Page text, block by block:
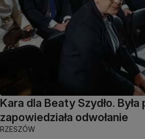
Kara dla Beaty Szydło.
zapowiedziała odwołanie
RZESZÓW